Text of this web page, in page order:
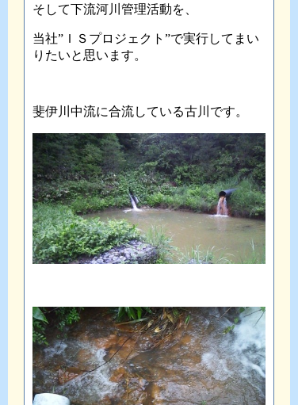
そして下流河川管理活動を、
当社”ＩＳプロジェクト”で実行してまい
りたいと思います。
斐伊川中流に合流している古川です。